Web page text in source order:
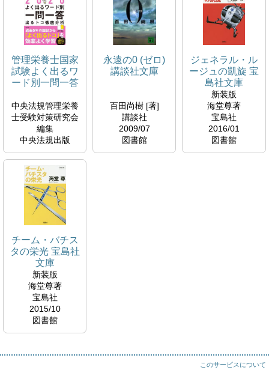
K
E
https://elib.maruze
n.co.jp/elib/html/B
ookDetail/Id/30001
99651
管理栄養士国家
試験よく出るワ
ード別一問一答
徹底分析
中央法規管理栄養
士受験対策研究会
編集
中央法規出版
2025/09
図書館
国試対策コーナー
498.55
K
永遠の0 (ゼロ)
講談社文庫
百田尚樹 [著]
講談社
2009/07
図書館
ジェネラル・ル
ージュの凱旋 宝
島社文庫
新装版
海堂尊著
宝島社
2016/01
図書館
チーム・バチス
タの栄光 宝島社
文庫
新装版
海堂尊著
宝島社
2015/10
図書館
K
このサービスについて